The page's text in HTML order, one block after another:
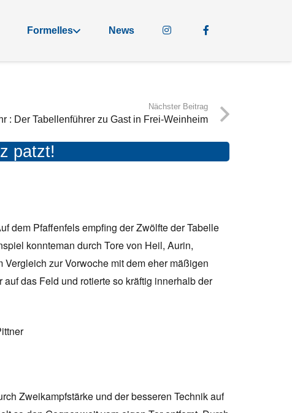
Formelles News
Nächster Beitrag
: Der Tabellenführer zu Gast in Frei-Weinheim
patzt!
dem Pfaffenfels empfing der Zwölfte der Tabelle
konnteman durch Tore von Heil, Aurin,
zur Vorwoche mit dem eher mäßigen
das Feld und rotierte so kräftig innerhalb der
Zweikampfstärke und der besseren Technik auf